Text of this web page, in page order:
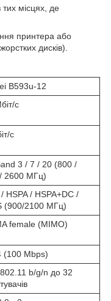
тих місцях, де
принтера або
дисків).
B593u-12
с
с
3 / 7 / 20 (800 /
2600 МГц)
/ HSPA / HSPA+DC /
(900/2100 МГц)
female (MIMO)
(100 Mbps)
b/g/n до 32